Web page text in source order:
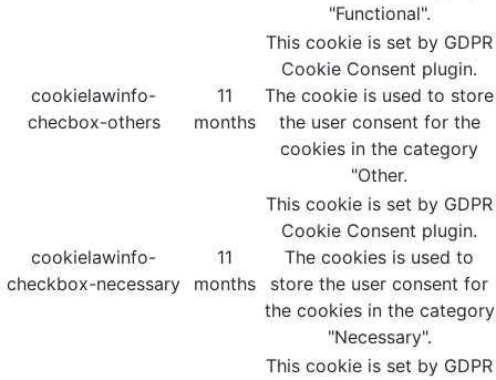
"Functional".
cookielawinfo-
checbox-others
11
months
This cookie is set by GDPR
Cookie Consent plugin.
The cookie is used to store
the user consent for the
cookies in the category
"Other.
cookielawinfo-
checkbox-necessary
11
months
This cookie is set by GDPR
Cookie Consent plugin.
The cookies is used to
store the user consent for
the cookies in the category
"Necessary".
This cookie is set by GDPR